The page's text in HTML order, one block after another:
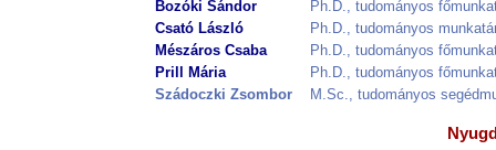
Bozóki Sándor
Ph.D., tudományos
Csató László
Ph.D., tudományos
Mészáros Csaba
Ph.D., tudományos
Prill Mária
Ph.D., tudományos
Szádoczki Zsombor
M.Sc., tudományos